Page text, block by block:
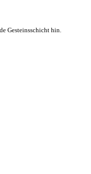
Gesteinsschicht hin.